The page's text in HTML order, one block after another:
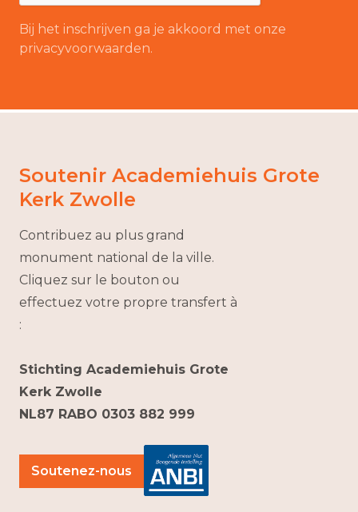
Bij het inschrijven ga je akkoord met onze
privacyvoorwaarden.
Soutenir Academiehuis Grote
Kerk Zwolle
Contribuez au plus grand
monument national de la ville.
Cliquez sur le bouton ou
effectuez votre propre transfert à
:
Stichting Academiehuis Grote
Kerk Zwolle
NL87 RABO 0303 882 999
Soutenez-nous